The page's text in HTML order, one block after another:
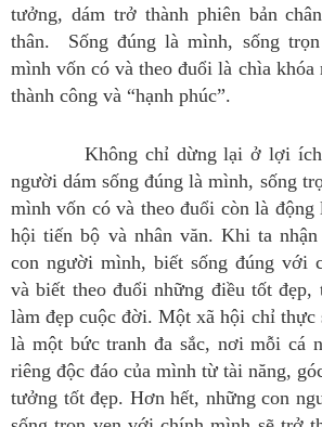
tưởng, dám trở thành phiên bản
thân. Sống đúng là mình, sống
mình vốn có và theo đuổi là chìa khóa
thành công và “hạnh phúc”.
Không chỉ dừng lại ở lợi ích
người dám sống đúng là mình, sống
mình vốn có và theo đuổi còn là
hội tiến bộ và nhân văn. Khi ta
con người mình, biết sống đúng với
và biết theo đuổi những điều tốt đẹp,
làm đẹp cuộc đời. Một xã hội chỉ thực
là một bức tranh đa sắc, nơi mỗi cá
riêng độc đáo của mình từ tài năng,
tưởng tốt đẹp. Hơn hết, những con